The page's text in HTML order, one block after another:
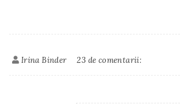
Irina Binder 23 de comentarii: